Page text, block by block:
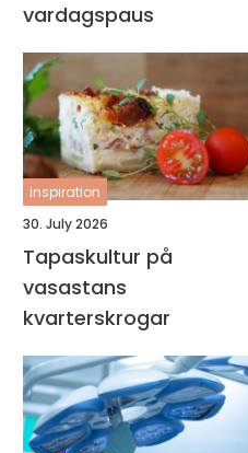
vardagspaus
inspiration
30. July 2026
Tapaskultur på
vasastans
kvarterskrogar